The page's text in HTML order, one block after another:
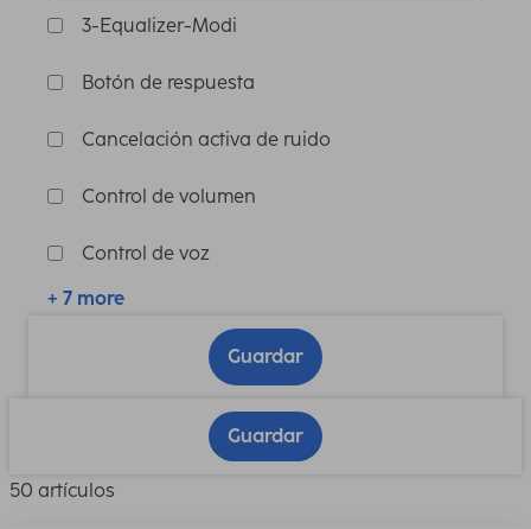
3-Equalizer-Modi
Botón de respuesta
Cancelación activa de ruido
Control de volumen
Control de voz
+ 7 more
Guardar
Guardar
50 artículos